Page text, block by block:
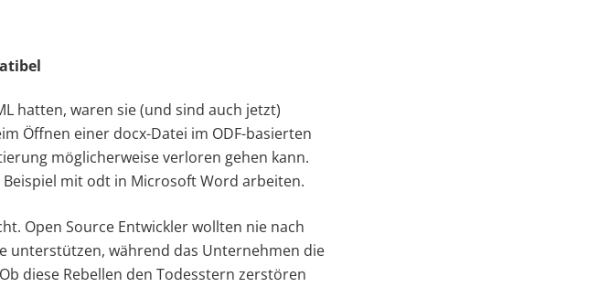
hatten, waren sie (und sind auch jetzt)
Öffnen einer docx-Datei im ODF-basierten
möglicherweise verloren gehen kann.
mit odt in Microsoft Word arbeiten.
Open Source Entwickler wollten nie nach
unterstützen, während das Unternehmen die
diese Rebellen den Todesstern zerstören